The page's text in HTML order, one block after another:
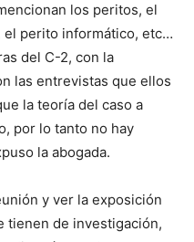
los peritos, el
el perito informático, etc…
del C-2, con la
las entrevistas que ellos
la teoría del caso a
por lo tanto no hay
la abogada.
y ver la exposición
tienen de investigación,